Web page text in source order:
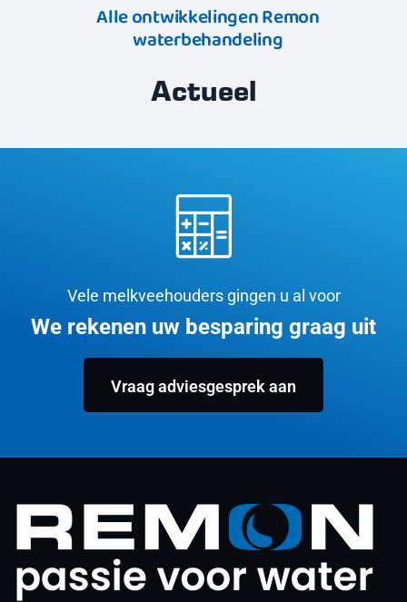
Alle ontwikkelingen Remon
waterbehandeling
Actueel
Vele melkveehouders gingen u al voor
We rekenen uw besparing graag uit
Vraag adviesgesprek aan